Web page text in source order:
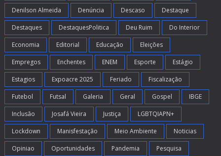
Denilson Almeida Denúncia Descaso Destaque
Destaques DestaquesPolitica Deu Ruim Do Interior
Economia Editorial Educação Eleições
Empregos Enchentes ENEM Esporte Estágio
Estagios Expoacre 2025 Feriado Fiscalização
Futebol Futsal Galeria Geral Gospel IBGE
Inclusão Josafá Vieira Justiça LGBTQIAPN+
Lockdown Manisfestação Meio Ambiente Noticias
Opiniao Oportunidades Pandemia Pesquisa